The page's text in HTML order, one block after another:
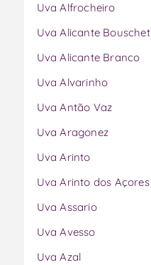
Uva Alfrocheiro
Uva Alicante Bouschet
Uva Alicante Branco
Uva Alvarinho
Uva Antão Vaz
Uva Aragonez
Uva Arinto
Uva Arinto dos Açores
Uva Assario
Uva Avesso
Uva Azal